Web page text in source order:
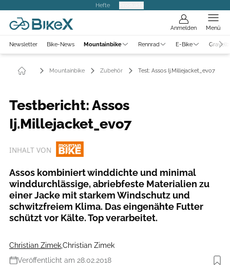
Hefte
Anmelden Menü
Newsletter Bike-News Mountainbike Rennrad E-Bike
Mountainbike Zubehör Test: Assos Ij.Millejacket_evo7
Testbericht: Assos
Ij.Millejacket_evo7
INHALT VON
Assos kombiniert winddichte und minimal
winddurchlässige, abriebfeste Materialien zu
einer Jacke mit starkem Windschutz und
schwitzfreiem Klima. Das eingenähte Futter
schützt vor Kälte. Top verarbeitet.
Christian ZimekChristian Zimek
Veröffentlicht am 28.02.2018
Foto: Benjamin Hahn Fotografie